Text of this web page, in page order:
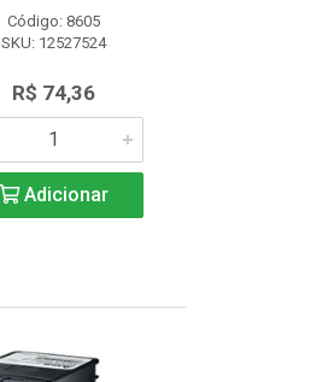
Código: 8605
SKU: 12527524
R$ 74,36
Adicionar